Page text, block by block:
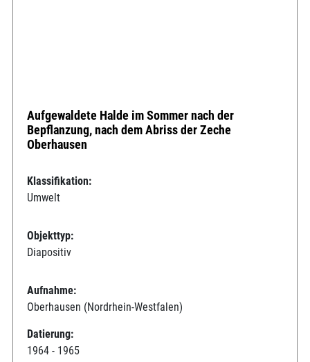
Aufgewaldete Halde im Sommer nach der
Bepflanzung, nach dem Abriss der Zeche
Oberhausen
Klassifikation:
Umwelt
Objekttyp:
Diapositiv
Aufnahme:
Oberhausen (Nordrhein-Westfalen)
Datierung:
1964 - 1965